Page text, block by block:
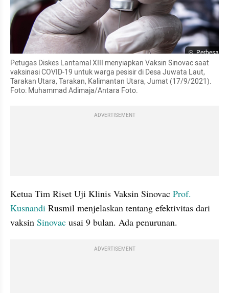
Perbesar
Petugas Diskes Lantamal XIII menyiapkan Vaksin Sinovac saat
vaksinasi COVID-19 untuk warga pesisir di Desa Juwata Laut,
Tarakan Utara, Tarakan, Kalimantan Utara, Jumat (17/9/2021).
Foto: Muhammad Adimaja/Antara Foto.
ADVERTISEMENT
Ketua Tim Riset Uji Klinis Vaksin Sinovac Prof.
Kusnandi Rusmil menjelaskan tentang efektivitas dari
vaksin Sinovac usai 9 bulan. Ada penurunan.
ADVERTISEMENT